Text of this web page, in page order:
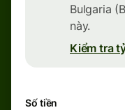
Bulgaria
này.
Kiểm tra
Số tiền